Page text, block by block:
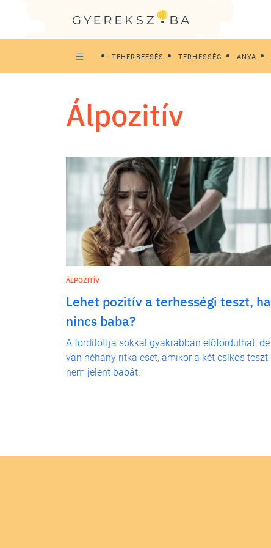
TEHERBEESÉS TERHESSÉG ANYA
álpozitív
ÁLPOZITÍV
Lehet pozitív a terhességi teszt, ha
nincs baba?
A fordítottja sokkal gyakrabban előfordulhat, de
van néhány ritka eset, amikor a két csíkos teszt
nem jelent babát.